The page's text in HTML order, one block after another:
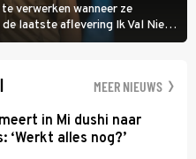
verwerken wanneer ze
laatste aflevering Ik Val Niet,
plan is op te geven, zelfs als ze
MEER NIEUWS
in Mi dushi naar
‘Werkt alles nog?’